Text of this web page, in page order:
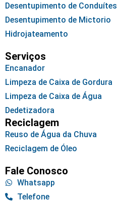
Desentupimento de Conduítes
Desentupimento de Mictorio
Hidrojateamento
Serviços
Encanador
Limpeza de Caixa de Gordura
Limpeza de Caixa de Água
Dedetizadora
Reciclagem
Reuso de Água da Chuva
Reciclagem de Óleo
Fale Conosco
Whatsapp
Telefone